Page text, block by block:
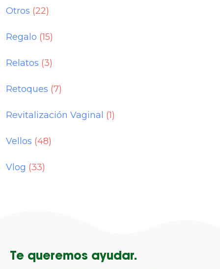
Otros (22)
Regalo (15)
Relatos (3)
Retoques (7)
Revitalización Vaginal (1)
Vellos (48)
Vlog (33)
Te queremos ayudar.